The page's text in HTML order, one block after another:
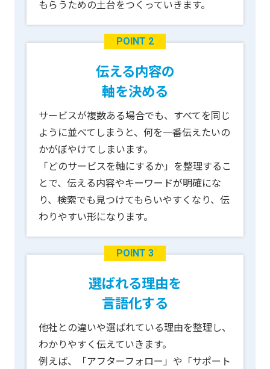
もらうための土台をつくっていきます。
POINT 2
伝える内容の
軸を決める
サービスが複数ある場合でも、すべてを同じ
ように並べてしまうと、何を一番伝えたいの
かがぼやけてしまいます。
「どのサービスを軸にするか」を整理するこ
とで、伝える内容やキーワードが明確にな
り、検索でも見つけてもらいやすくなり、伝
わりやすい形になります。
POINT 3
選ばれる理由を
言語化する
他社との違いや選ばれている理由を整理し、
わかりやすく伝えていきます。
例えば、「アフターフォロー」や「サポート